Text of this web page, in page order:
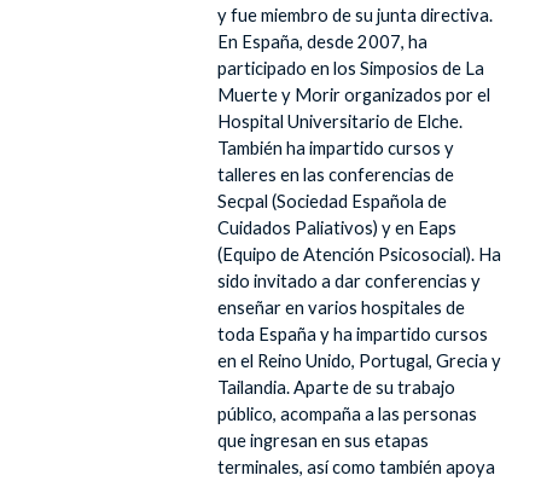
y fue miembro de su junta directiva.
En España, desde 2007, ha
participado en los Simposios de La
Muerte y Morir organizados por el
Hospital Universitario de Elche.
También ha impartido cursos y
talleres en las conferencias de
Secpal (Sociedad Española de
Cuidados Paliativos) y en Eaps
(Equipo de Atención Psicosocial). Ha
sido invitado a dar conferencias y
enseñar en varios hospitales de
toda España y ha impartido cursos
en el Reino Unido, Portugal, Grecia y
Tailandia. Aparte de su trabajo
público, acompaña a las personas
que ingresan en sus etapas
terminales, así como también apoya